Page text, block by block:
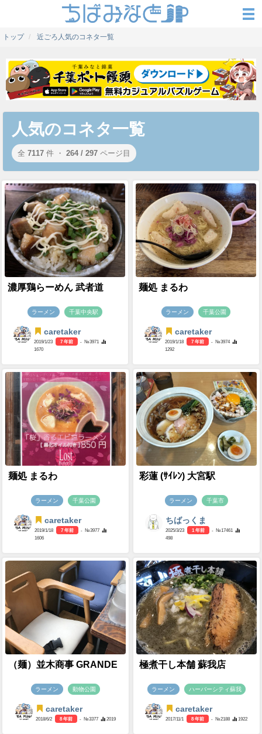
トップ 近ごろ人気のコネタ一覧
人気のコネタ一覧
全 7117 件 ・ 264 / 297 ページ目
濃厚鶏らーめん 武者道
ラーメン 千葉中央駅
caretaker
2019/1/23 7 年前
- №3971
1670
麺処 まるわ
ラーメン 千葉公園
caretaker
2019/1/18 7 年前
- №3974
1292
麺処 まるわ
ラーメン 千葉公園
caretaker
2019/1/18 7 年前
- №3977
1606
彩蓮 (ｻｲﾚﾝ) 大宮駅
ラーメン 千葉市
ちばっくま
2025/3/23 1 年前
- №17461
498
（麺）並木商事 GRANDE
ラーメン 動物公園
caretaker
2018/6/2 8 年前 - №3377 2019
極煮干し本舗 蘇我店
ラーメン ハーバーシティ蘇我
caretaker
2017/11/1 8 年前 - №2188 1922